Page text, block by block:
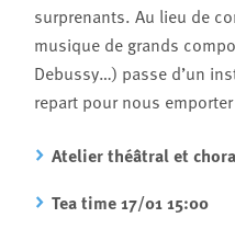
surprenants. Au lieu de
musique de grands
Debussy…) passe d’un
repart pour nous
Atelier théâtral et
Tea time 17/01 15:00